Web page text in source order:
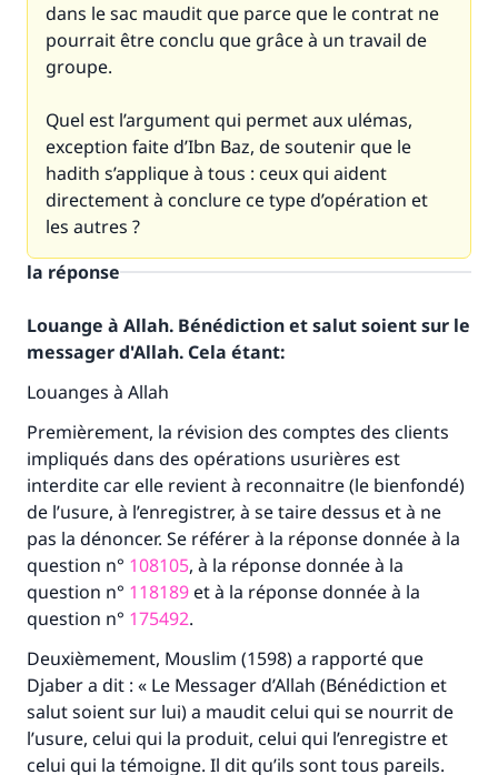
dans le sac maudit que parce que le contrat ne
pourrait être conclu que grâce à un travail de
groupe.
Quel est l’argument qui permet aux ulémas,
exception faite d’Ibn Baz, de soutenir que le
hadith s’applique à tous : ceux qui aident
directement à conclure ce type d’opération et
les autres ?
la réponse
Louange à Allah. Bénédiction et salut soient sur le
messager d'Allah. Cela étant:
Louanges à Allah
Premièrement, la révision des comptes des clients
impliqués dans des opérations usurières est
interdite car elle revient à reconnaitre (le bienfondé)
de l’usure, à l’enregistrer, à se taire dessus et à ne
pas la dénoncer. Se référer à la réponse donnée à la
question n° 108105, à la réponse donnée à la
question n° 118189 et à la réponse donnée à la
question n° 175492.
Deuxièmement, Mouslim (1598) a rapporté que
Djaber a dit : « Le Messager d’Allah (Bénédiction et
salut soient sur lui) a maudit celui qui se nourrit de
l’usure, celui qui la produit, celui qui l’enregistre et
celui qui la témoigne. Il dit qu’ils sont tous pareils.